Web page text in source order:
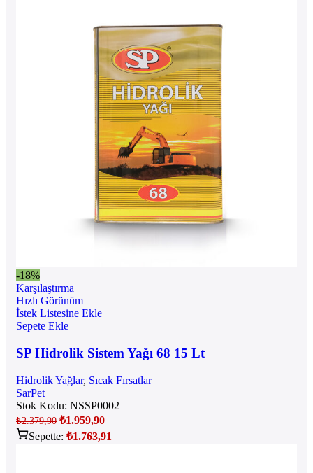
-18%
Karşılaştırma
Hızlı Görünüm
İstek Listesine Ekle
Sepete Ekle
SP Hidrolik Sistem Yağı 68 15 Lt
Hidrolik Yağlar, Sıcak Fırsatlar
SarPet
Stok Kodu: NSSP0002
₺2.379,90 ₺1.959,90
Sepette: ₺1.763,91